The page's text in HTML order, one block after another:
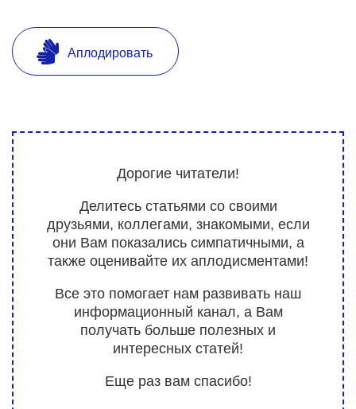
Аплодировать
Дорогие читатели!
Делитесь статьями со своими
друзьями, коллегами, знакомыми, если
они Вам показались симпатичными, а
также оценивайте их аплодисментами!
Все это помогает нам развивать наш
информационный канал, а Вам
получать больше полезных и
интересных статей!
Еще раз вам спасибо!